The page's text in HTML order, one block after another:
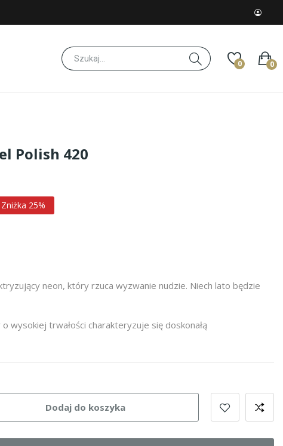
0 0
Polish 420
Zniżka 25%
neon, który rzuca wyzwanie nudzie. Niech lato będzie
wysokiej trwałości charakteryzuje się doskonałą
Dodaj do koszyka